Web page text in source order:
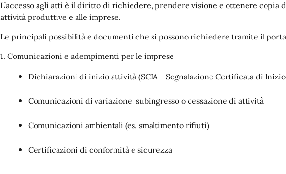
L’accesso agli atti è il diritto di richiedere, prendere visione e ottenere copia
attività produttive e alle imprese.
Le principali possibilità e documenti che si possono richiedere tramite il
1. Comunicazioni e adempimenti per le imprese
Dichiarazioni di inizio attività (SCIA - Segnalazione Certificata di
Comunicazioni di variazione, subingresso o cessazione di attività
Comunicazioni ambientali (es. smaltimento rifiuti)
Certificazioni di conformità e sicurezza